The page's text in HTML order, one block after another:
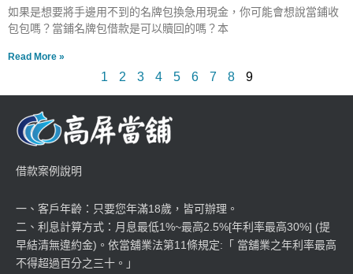
如果是想要將手邊用不到的名牌包換急用現金，你可能會想說當鋪收
包包嗎？當鋪名牌包借款是可以贖回的嗎？本
Read More »
1 2 3 4 5 6 7 8 9
借款案例說明
一、客戶年齡：只要您年滿18歲，皆可辦理。
二、利息計算方式：月息最低1%~最高2.5%[年利率最高30%] (提
早結清無違約金)。依當舖業法第11條規定:「 當舖業之年利率最高
不得超過百分之三十。」